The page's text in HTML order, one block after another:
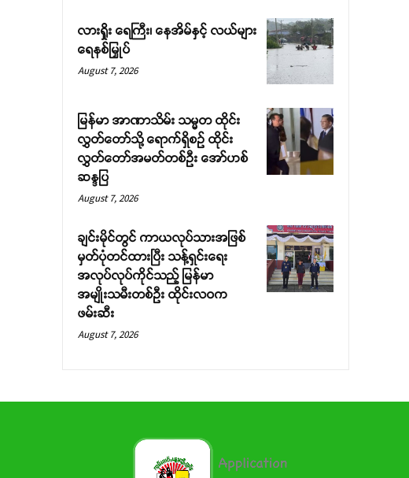
လားရှိုး ရေကြီး၊ နေအိမ်နှင့် လယ်များ
ရေနစ်မြှုပ်
August 7, 2026
မြန်မာ အာဏာသိမ်း သမ္မတ ထိုင်း
လွှတ်တော်သို့ ရောက်ရှိစဉ် ထိုင်း
လွှတ်တော်အမတ်တစ်ဦး အော်ဟစ်
ဆန္ဒပြ
August 7, 2026
ချင်းမိုင်တွင် ကာယလုပ်သားအဖြစ်
မှတ်ပုံတင်ထားပြီး သန့်ရှင်းရေး
အလုပ်လုပ်ကိုင်သည့် မြန်မာ
အမျိုးသမီးတစ်ဦး ထိုင်းလဝက
ဖမ်းဆီး
August 7, 2026